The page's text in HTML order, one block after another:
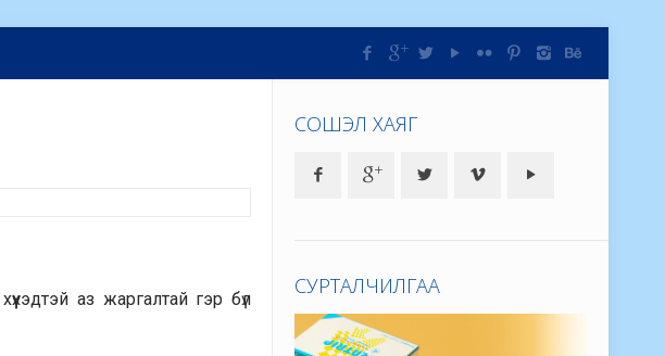
аз жаргалтай гэр бүл
СОШЭЛ ХАЯГ
СУРТАЛЧИЛГАА